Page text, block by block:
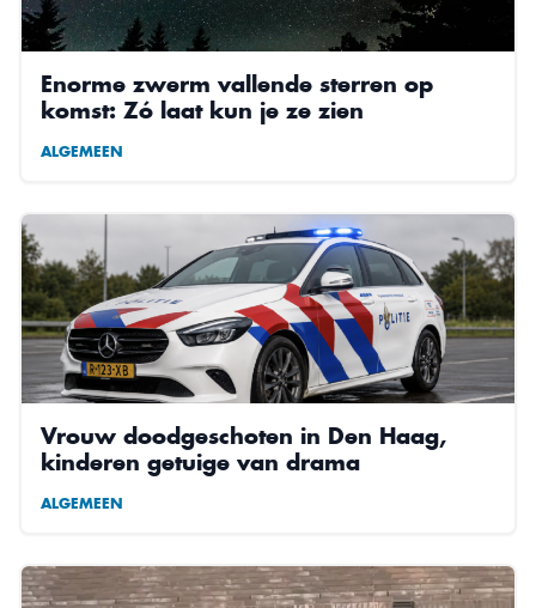
Enorme zwerm vallende sterren op
komst: Zó laat kun je ze zien
ALGEMEEN
Vrouw doodgeschoten in Den Haag,
kinderen getuige van drama
ALGEMEEN